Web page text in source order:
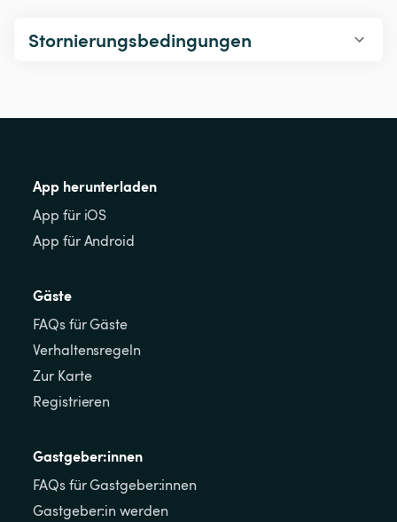
Stornierungsbedingungen
App herunterladen
App für iOS
App für Android
Gäste
FAQs für Gäste
Verhaltensregeln
Zur Karte
Registrieren
Gastgeber:innen
FAQs für Gastgeber:innen
Gastgeber:in werden